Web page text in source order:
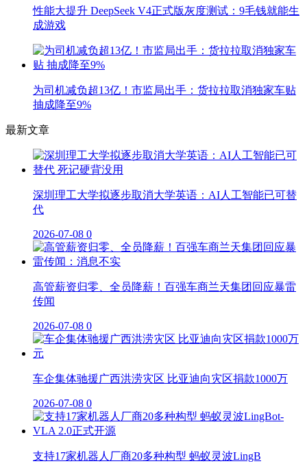
性能大提升 DeepSeek V4正式版灰度测试：9毛钱就能生
成游戏
为司机减负超13亿！市监局出手：货拉拉取消独家车贴
抽成降至9%
最新文章
深圳理工大学拟逐步取消大学英语：AI人工智能已可替
代
2026-07-08 0
高管薪资归零、全员降薪！百强车商兰天集团回应暴雷
传闻
2026-07-08 0
车企集体驰援广西洪涝灾区 比亚迪向灾区捐款1000万
2026-07-08 0
支持17家机器人厂商20多种构型 蚂蚁灵波LingB